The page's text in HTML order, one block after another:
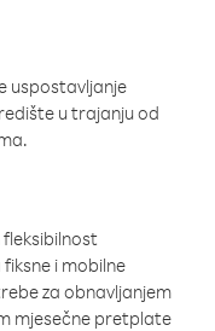
uspostavljanje
u trajanju od
i mobilne
za obnavljanjem
mjesečne pretplate